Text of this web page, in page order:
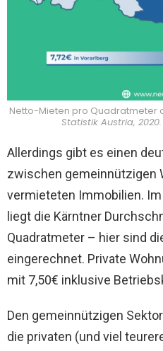
Netto-Mieten pro Quadratmeter
Statistik Austria,
Allerdings gibt es einen
zwischen gemeinnützigen
vermieteten Immobilien.
liegt die Kärntner
Quadratmeter – hier sind
eingerechnet. Private
mit 7,50€ inklusive
Den gemeinnützigen
die privaten (und viel